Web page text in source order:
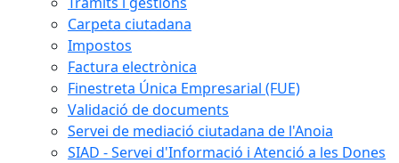
Carpeta ciutadana
Impostos
Factura electrònica
Finestreta Única Empresarial (FUE)
Validació de documents
Servei de mediació ciutadana de l'Anoia
SIAD - Servei d'Informació i Atenció a les Dones